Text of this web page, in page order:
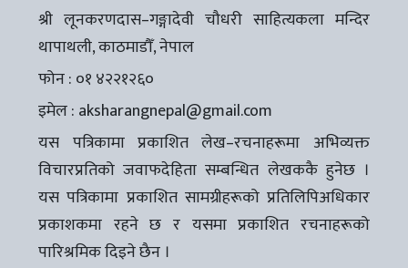
श्री लूनकरणदास–गङ्गादेवी चौधरी साहित्यकला मन्दिर
थापाथली, काठमाडौँ, नेपाल
फोन : ०१ ४२२१२६०
इमेल : aksharangnepal@gmail.com
यस पत्रिकामा प्रकाशित लेख–रचनाहरूमा अभिव्यक्त
विचारप्रतिको जवाफदेहिता सम्बन्धित लेखककै हुनेछ ।
यस पत्रिकामा प्रकाशित सामग्रीहरूको प्रतिलिपिअधिकार
प्रकाशकमा रहने छ र यसमा प्रकाशित रचनाहरूको
पारिश्रमिक दिइने छैन ।